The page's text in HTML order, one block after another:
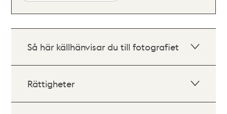
Så här källhänvisar du till fotografiet
Rättigheter